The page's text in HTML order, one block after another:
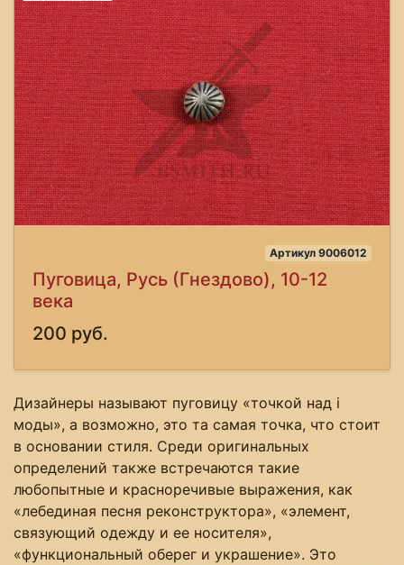
Артикул 9006012
Пуговица, Русь (Гнездово), 10-12
века
200 руб.
Дизайнеры называют пуговицу «точкой над i
моды», а возможно, это та самая точка, что стоит
в основании стиля. Среди оригинальных
определений также встречаются такие
любопытные и красноречивые выражения, как
«лебединая песня реконструктора», «элемент,
связующий одежду и ее носителя»,
«функциональный оберег и украшение». Это